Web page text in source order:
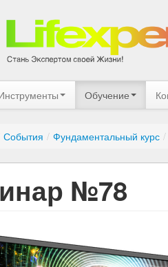
Обучение
События / Фундаментальный курс /
№78